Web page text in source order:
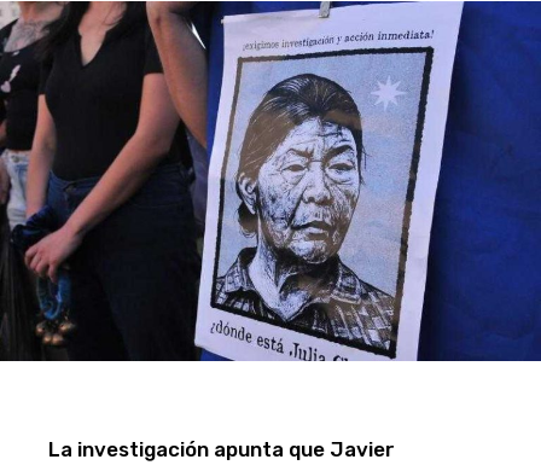
La investigación apunta que Javier